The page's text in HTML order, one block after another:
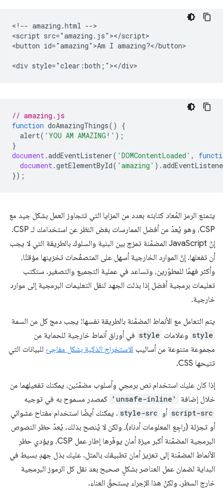
<!-- amazing.html -->
<script src="amazing.js"></script>
<button id="amazing">Am I amazing?</button>
// amazing.js
function doAmazingThings()
{
alert( 'YOU AM AMAZING!' );
}
document .addEventListener( 'DOMContentLoaded' ,
document .getElementById( 'amazing' ).
});
يتمتع الرمز المُعاد كتابته بعدد من المزايا التي تتجاوز العمل بشكل جيد مع
CSP، وهو يُعدّ من أفضل الممارسات بغض النظر عن استخدامك لـ CSP.
إنّ JavaScript المضمّنة تمزج بين البنية والسلوك بالطريقة التي لا يجب
أن تفعلها. إنّ الموارد الخارجية أسهل على المتصفّحات تخزينها مؤقتًا،
وأكثر فهمًا للمطوّرين، وتساعد في عملية التجميع والتصغير. ستكتب
تعليمات برمجية أفضل إذا بذلت الجهد لنقل التعليمات البرمجية إلى موارد
خارجية.
يتم التعامل مع الأنماط المضمّنة بالطريقة نفسها: يجب دمج كل من السمة
style وعلامات style في أوراق أنماط خارجية للحماية من
مجموعة متنوعة من أساليب الاستخراج الذكية بشكل مفاجئ للبيانات التي
تتيحها CSS.
إذا كان عليك استخدام نص برمجي وأسلوب مضمّنَين، يمكنك تفعيلهما من
خلال إضافة
'unsafe-inline' كمصدر مسموح به في توجيه
script-src أو style-src . يمكنك أيضًا استخدام مفتاح عشوائي
أو تجزئة (راجِع المعلومات أدناه)، ولكن لا يُنصح بذلك. يُعدّ حظر النصوص
البرمجية المضمّنة أكبر ميزة أمان يوفّرها إطار عمل CSP، ويؤدي حظر
الأنماط المضمّنة إلى تعزيز أمان تطبيقك بالمثل. عليك بذل جهدٍ بسيط في
البداية لضمان عمل العناصر بشكلٍ صحيح بعد نقل كل الرموز البرمجية
خارج السطر، ولكنّ هذا الإجراء يستحقّ العناء.